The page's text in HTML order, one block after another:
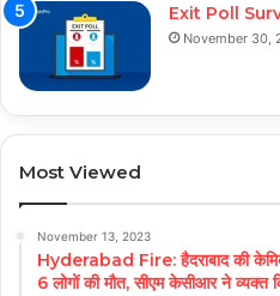
Exit Poll
November 30,
Most Viewed
November 13, 2023
Hyderabad Fire: हैदराबाद की
6 लोगों की मौत, सीएम केसीआर ने व्यक्त